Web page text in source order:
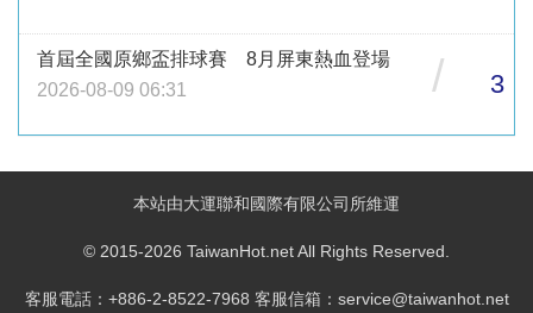
首屆全國原鄉盃排球賽 8月屏東熱血登場
2026-08-09 06:31
/ 3
本站由大運聯和國際有限公司所維運
© 2015-2026 TaiwanHot.net All Rights Reserved.
客服電話：+886-2-8522-7968 客服信箱：service@taiwanhot.net